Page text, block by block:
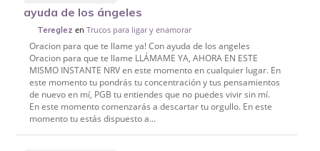
ayuda de los ángeles
Tereglez enTrucos para ligar y enamorar
Oracion para que te llame ya! Con ayuda de los angeles
Oracion para que te llame LLÁMAME YA, AHORA EN ESTE
MISMO INSTANTE NRV en este momento en cualquier lugar. En
este momento tu pondrás tu concentración y tus pensamientos
de nuevo en mí, PGB tu entiendes que no puedes vivir sin mí.
En este momento comenzarás a descartar tu orgullo. En este
momento tu estás dispuesto a...